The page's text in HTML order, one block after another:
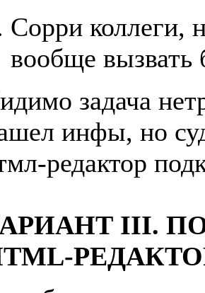
Сорри коллеги,
вообще вызвать
задача
инфы, но
редактор
III.